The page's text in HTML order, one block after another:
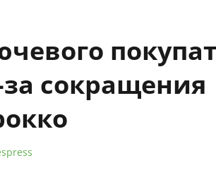
сокращения